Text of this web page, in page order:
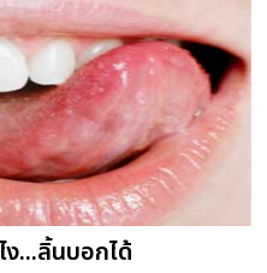
...ลิ้นบอกได้